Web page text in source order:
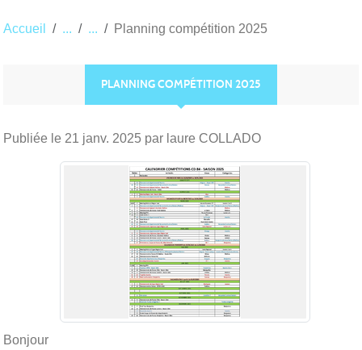
et
Accueil Planning compétition 2025
PLANNING COMPÉTITION 2025
Publiée le 21 janv. 2025 par laure COLLADO
Bonjour